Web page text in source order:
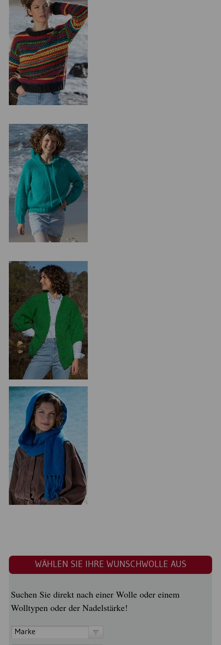
WÄHLEN SIE IHRE WUNSCHWOLLE AUS
Suchen Sie direkt nach einer Wolle oder einem
Wolltypen oder der Nadelstärke!
Marke